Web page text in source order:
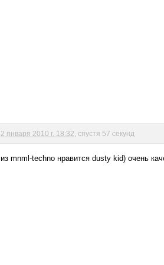
2 января 2010 г. 18:32 , спустя 57 секунд
из mnml-techno нравится dusty kid) очень